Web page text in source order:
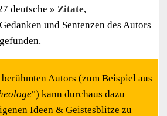
deutsche
Zitate,
und Sentenzen des Autors
berühmten Autors (zum Beispiel aus
") kann durchaus dazu
Ideen & Geistesblitze zu